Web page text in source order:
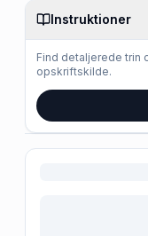
Instruktioner
Find detaljerede trin
opskriftskilde.